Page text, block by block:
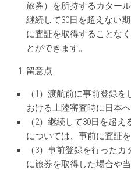
旅券）を所持するカター
継続して30日を超えない
に査証を取得することな
とができます。
留意点
（1）渡航前に事前登録
おける上陸審査時に日本
（2）継続して30日を超
については、事前に査証
（3）事前登録を行った
に旅券を取得した場合や